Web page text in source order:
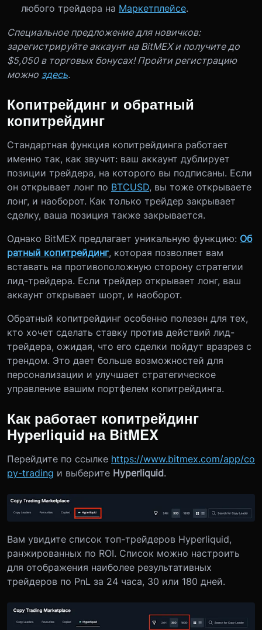
любого трейдера на Маркетплейсе.
Специальное предложение для новичков:
зарегистрируйте аккаунт на BitMEX и получите до
$5,050 в торговых бонусах! Пройти регистрацию
можно здесь.
Копитрейдинг и обратный
копитрейдинг
Стандартная функция копитрейдинга работает
именно так, как звучит: ваш аккаунт дублирует
позиции трейдера, на которого вы подписаны. Если
он открывает лонг по BTCUSD, вы тоже открываете
лонг, и наоборот. Как только трейдер закрывает
сделку, ваша позиция также закрывается.
Однако BitMEX предлагает уникальную функцию: Об
ратный копитрейдинг, которая позволяет вам
вставать на противоположную сторону стратегии
лид-трейдера. Если трейдер открывает лонг, ваш
аккаунт открывает шорт, и наоборот.
Обратный копитрейдинг особенно полезен для тех,
кто хочет сделать ставку против действий лид-
трейдера, ожидая, что его сделки пойдут вразрез с
трендом. Это дает больше возможностей для
персонализации и улучшает стратегическое
управление вашим портфелем копитрейдинга.
Как работает копитрейдинг
Hyperliquid на BitMEX
Перейдите по ссылке https://www.bitmex.com/app/co
py-trading и выберите Hyperliquid.
Вам увидите список топ-трейдеров Hyperliquid,
ранжированных по ROI. Список можно настроить
для отображения наиболее результативных
трейдеров по PnL за 24 часа, 30 или 180 дней.